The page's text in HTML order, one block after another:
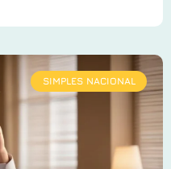
SIMPLES NACIONAL